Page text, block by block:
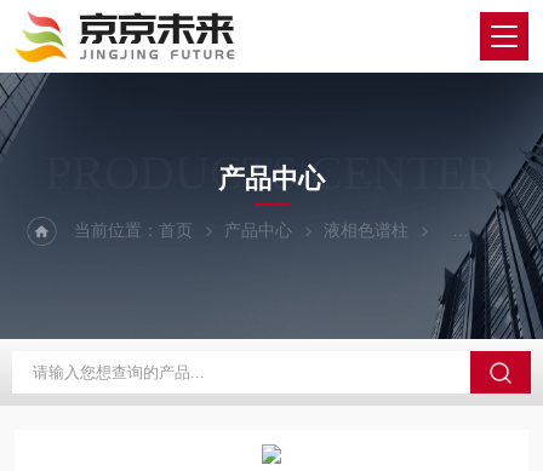
PRODUCTS CENTER
产品中心
当前位置：首页 产品中心 液相色谱柱 YMC/维美希